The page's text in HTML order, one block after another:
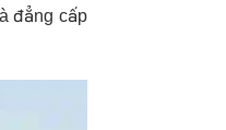
đẳng cấp